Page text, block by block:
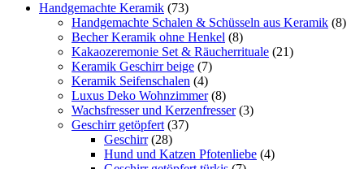
Handgemachte Keramik (73)
Handgemachte Schalen & Schüsseln aus Keramik (8)
Becher Keramik ohne Henkel (8)
Kakaozeremonie Set & Räucherrituale (21)
Keramik Geschirr beige (7)
Keramik Seifenschalen (4)
Luxus Deko Wohnzimmer (8)
Wachsfresser und Kerzenfresser (3)
Geschirr getöpfert (37)
Geschirr (28)
Hund und Katzen Pfotenliebe (4)